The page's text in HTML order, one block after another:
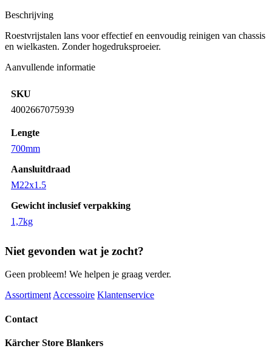
Beschrijving
Roestvrijstalen lans voor effectief en eenvoudig reinigen van chassis
en wielkasten. Zonder hogedruksproeier.
Aanvullende informatie
SKU
4002667075939
Lengte
700mm
Aansluitdraad
M22x1.5
Gewicht inclusief verpakking
1,7kg
Niet gevonden wat je zocht?
Geen probleem! We helpen je graag verder.
Assortiment Accessoire Klantenservice
Contact
Kärcher Store Blankers